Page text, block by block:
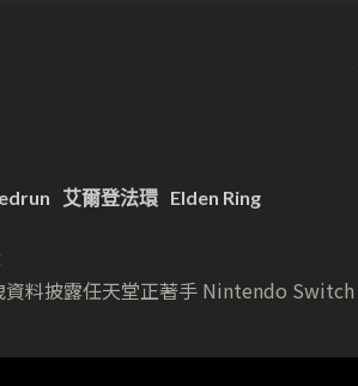
艾爾登法環 Elden Ring
料披露任天堂正著手 Nintendo Switch